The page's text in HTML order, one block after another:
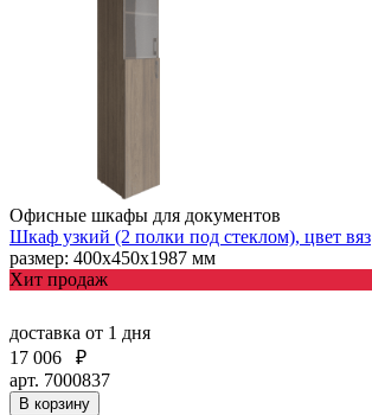
Офисные шкафы для документов
Шкаф узкий (2 полки под стеклом), цвет вяз
размер: 400х450х1987 мм
Хит продаж
доставка от 1 дня
17 006
₽
арт. 7000837
В корзину